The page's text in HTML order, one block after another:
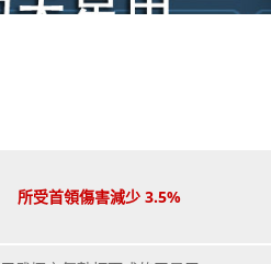
所受首領傷害減少 3.5%